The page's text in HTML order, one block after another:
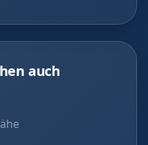
auch